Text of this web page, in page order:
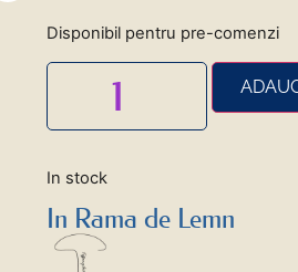
Disponibil pentru pre-comenzi
In stock
In Rama de Lemn